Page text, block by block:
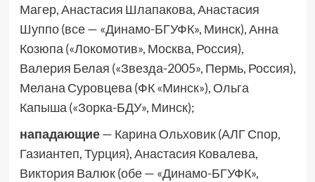
Магер, Анастасия Шлапакова, Анастасия
Шуппо (все — «Динамо-БГУФК», Минск), Анна
Козюпа («Локомотив», Москва, Россия),
Валерия Белая («Звезда-2005», Пермь, Россия),
Мелана Суровцева (ФК «Минск»), Ольга
Капыша («Зорка-БДУ», Минск);
нападающие— Карина Ольховик (АЛГ Спор,
Газиантеп, Турция), Анастасия Ковалева,
Виктория Валюк (обе — «Динамо-БГУФК»,